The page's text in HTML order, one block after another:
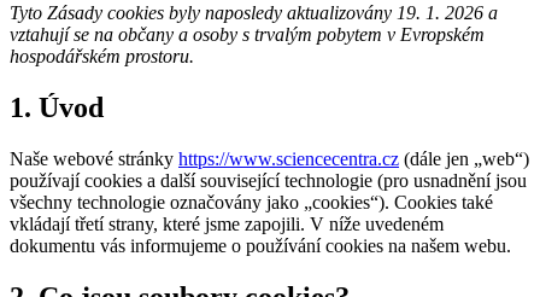
Tyto Zásady cookies byly naposledy aktualizovány 19. 1. 2026 a
vztahují se na občany a osoby s trvalým pobytem v Evropském
hospodářském prostoru.
1. Úvod
Naše webové stránky https://www.sciencecentra.cz (dále jen „web“)
používají cookies a další související technologie (pro usnadnění jsou
všechny technologie označovány jako „cookies“). Cookies také
vkládají třetí strany, které jsme zapojili. V níže uvedeném
dokumentu vás informujeme o používání cookies na našem webu.